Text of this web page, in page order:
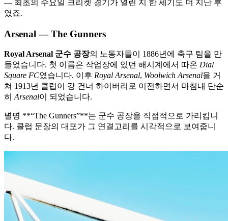
— 최초의 수요일 크리켓 경기가 열린 지 한 세기도 더 지난 후
였죠.
Arsenal — The Gunners
Royal Arsenal 군수 공장의 노동자들이 1886년에 축구 팀을 만
들었습니다. 첫 이름은 작업장에 있던 해시계에서 따온 Dial
Square FC였습니다. 이후 Royal Arsenal, Woolwich Arsenal을 거
쳐 1913년 클럽이 강 건너 하이버리로 이전하면서 마침내 단순
히 Arsenal이 되었습니다.
별명 **“The Gunners”**는 군수 공장을 직접적으로 가리킵니
다. 클럽 문장의 대포가 그 연결고리를 시각적으로 보여줍니
다.